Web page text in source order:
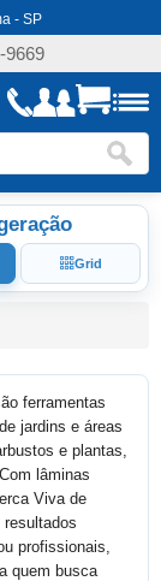
- SP
9669
Grid
ferramentas
jardins e áreas
e plantas,
lâminas
Viva de
profissionais,
quem busca